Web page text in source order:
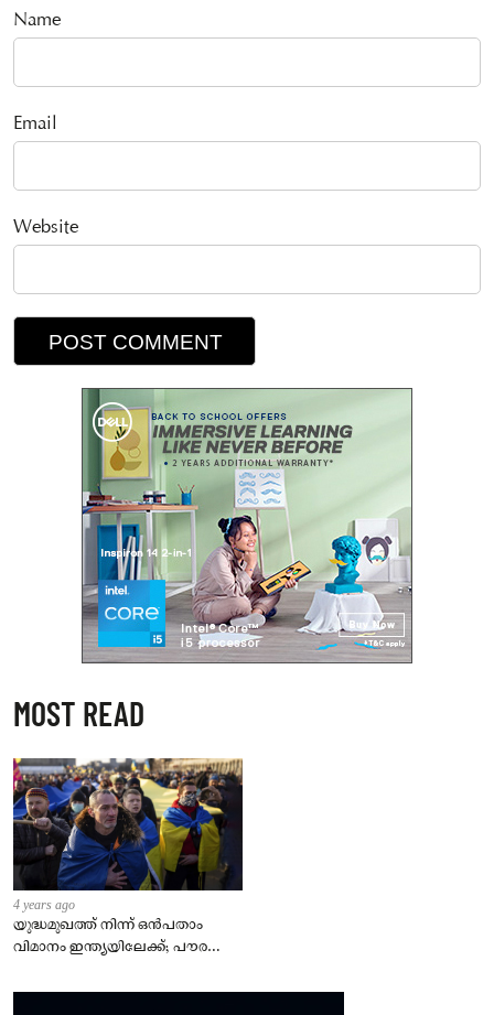
Name
Email
Website
MOST READ
4 years ago
യുദ്ധമുഖത്ത് നിന്ന് ഒൻപതാം
വിമാനം ഇന്ത്യയിലേക്ക്; പൗരന്മാർ
– കേന്ദ്രം